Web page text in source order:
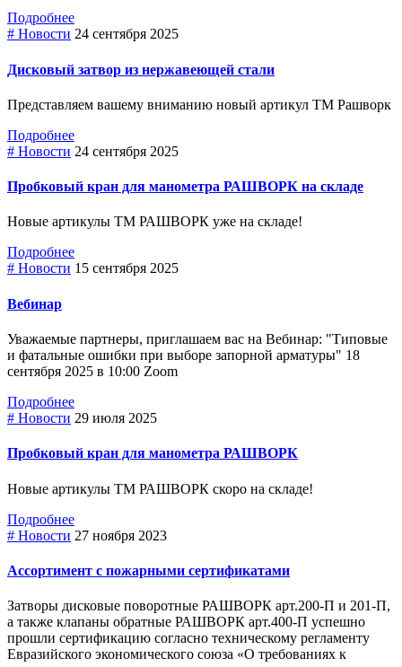
Подробнее
# Новости 24 сентября 2025
Дисковый затвор из нержавеющей стали
Представляем вашему вниманию новый артикул ТМ Рашворк
Подробнее
# Новости 24 сентября 2025
Пробковый кран для манометра РАШВОРК на складе
Новые артикулы ТМ РАШВОРК уже на складе!
Подробнее
# Новости 15 сентября 2025
Вебинар
Уважаемые партнеры, приглашаем вас на Вебинар: "Типовые
и фатальные ошибки при выборе зaпopнoй арматуры" 18
сентября 2025 в 10:00 Zoom
Подробнее
# Новости 29 июля 2025
Пробковый кран для манометра РАШВОРК
Новые артикулы ТМ РАШВОРК скоро на складе!
Подробнее
# Новости 27 ноября 2023
Ассортимент с пожарными сертификатами
Затворы дисковые поворотные РАШВОРК арт.200-П и 201-П,
а также клапаны обратные РАШВОРК арт.400-П успешно
прошли сертификацию согласно техническому регламенту
Евразийского экономического союза «О требованиях к